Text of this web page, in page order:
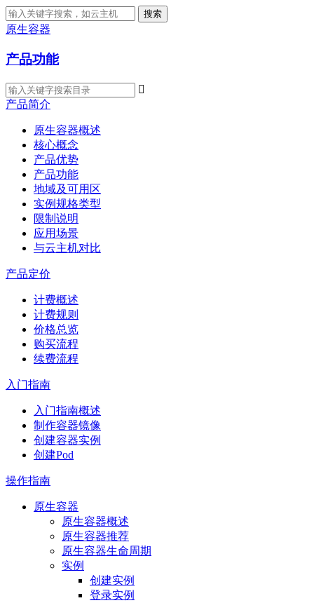
搜索
原生容器
产品功能

产品简介
原生容器概述
核心概念
产品优势
产品功能
地域及可用区
实例规格类型
限制说明
应用场景
与云主机对比
产品定价
计费概述
计费规则
价格总览
购买流程
续费流程
入门指南
入门指南概述
制作容器镜像
创建容器实例
创建Pod
操作指南
原生容器
原生容器概述
原生容器推荐
原生容器生命周期
实例
创建实例
登录实例